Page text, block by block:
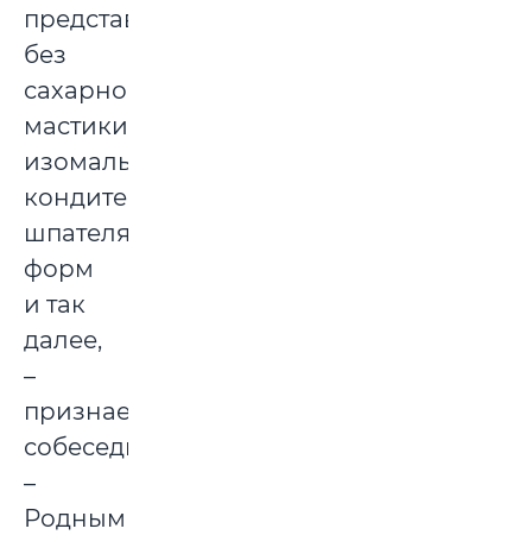
представлять
без
сахарной
мастики,
изомальта,
кондитерского
шпателя,
форм
и так
далее,
–
признается
собеседница.
–
Родным